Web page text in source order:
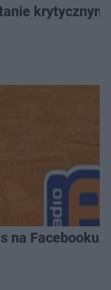
na Facebooku!